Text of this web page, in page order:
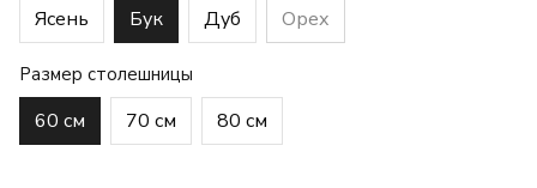
Ясень Бук Дуб Орех
Размер столешницы
60 см 70 см 80 см